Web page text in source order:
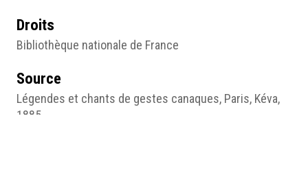
Droits
Bibliothèque nationale de France
Source
Légendes et chants de gestes canaques, Paris, Kéva,
1885